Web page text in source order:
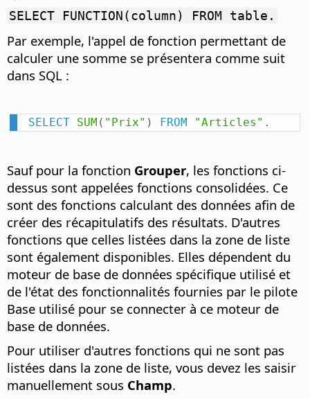
SELECT FUNCTION(column) FROM table.
Par exemple, l'appel de fonction permettant de
calculer une somme se présentera comme suit
dans SQL :
SELECT SUM ( "Prix" ) FROM "Articles" .
Sauf pour la fonction Grouper, les fonctions ci-
dessus sont appelées fonctions consolidées. Ce
sont des fonctions calculant des données afin de
créer des récapitulatifs des résultats. D'autres
fonctions que celles listées dans la zone de liste
sont également disponibles. Elles dépendent du
moteur de base de données spécifique utilisé et
de l'état des fonctionnalités fournies par le pilote
Base utilisé pour se connecter à ce moteur de
base de données.
Pour utiliser d'autres fonctions qui ne sont pas
listées dans la zone de liste, vous devez les saisir
manuellement sous Champ.